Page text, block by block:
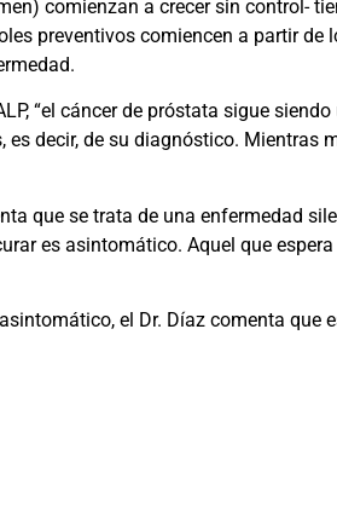
comienzan a crecer sin control-
preventivos comiencen a partir de
“el cáncer de próstata sigue
decir, de su diagnóstico.
que se trata de una enfermedad
es asintomático. Aquel que
el Dr. Díaz comenta